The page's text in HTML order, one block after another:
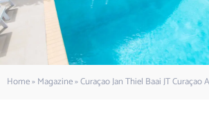
Home»Magazine»Curaçao Jan Thiel Baai JT Curaçao